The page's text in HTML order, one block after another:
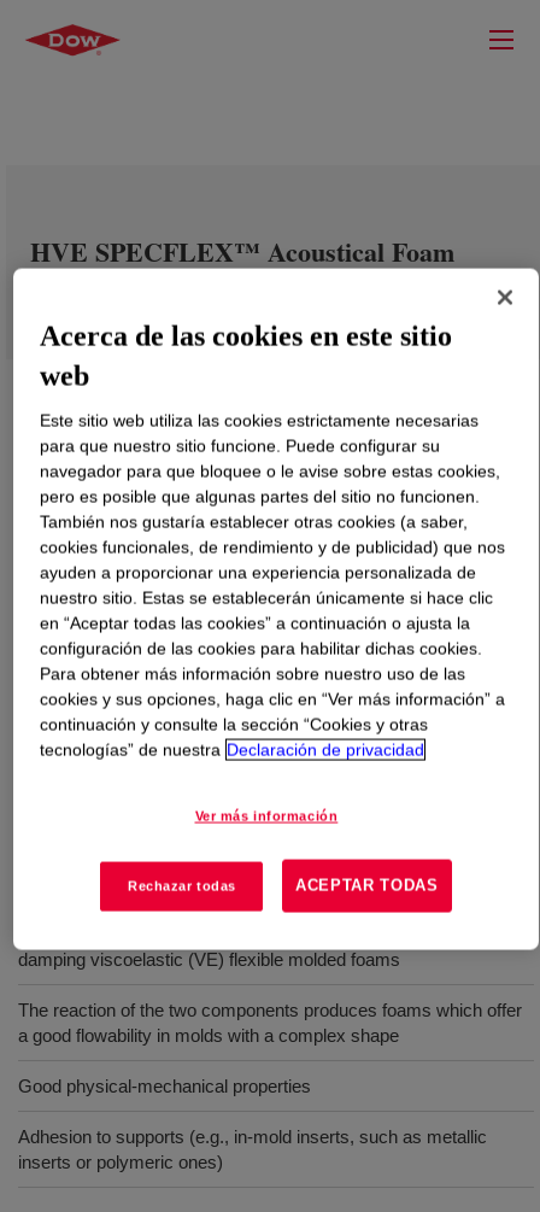
HVE SPECFLEX™ Acoustical Foam
Systems C
Qué esHVE SPECFLEX™ Acoustical Foam Systems
?
A fully formulated system for producing visco elastic
polyurethane foams that offers the best-in-class
reduction of resonance peak height at all frequencies,
damping viscoelastic (VE) flexible molded foams
The reaction of the two components produces foams which offer
a good flowability in molds with a complex shape
Good physical-mechanical properties
Adhesion to supports (e.g., in-mold inserts, such as metallic
inserts or polymeric ones)
Acerca de las cookies en este sitio
web
Este sitio web utiliza las cookies estrictamente necesarias
para que nuestro sitio funcione. Puede configurar su
navegador para que bloquee o le avise sobre estas cookies,
pero es posible que algunas partes del sitio no funcionen.
También nos gustaría establecer otras cookies (a saber,
cookies funcionales, de rendimiento y de publicidad) que nos
ayuden a proporcionar una experiencia personalizada de
nuestro sitio. Estas se establecerán únicamente si hace clic
en “Aceptar todas las cookies” a continuación o ajusta la
configuración de las cookies para habilitar dichas cookies.
Para obtener más información sobre nuestro uso de las
cookies y sus opciones, haga clic en “Ver más información” a
continuación y consulte la sección “Cookies y otras
tecnologías” de nuestra Declaración de privacidad
Ver más información
Rechazar todas ACEPTAR TODAS